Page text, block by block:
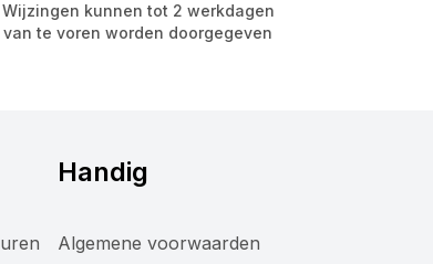
Wijzingen kunnen tot 2 werkdagen
van te voren worden doorgegeven
Handig
Algemene voorwaarden